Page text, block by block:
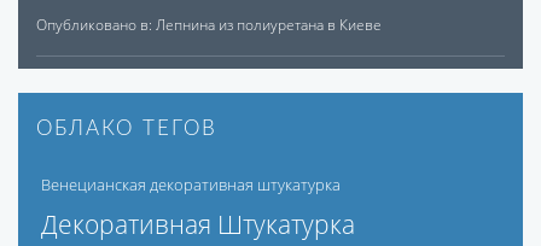
Опубликовано в: Лепнина из полиуретана в Киеве
ОБЛАКО ТЕГОВ
Венецианская декоративная штукатурка
Декоративная Штукатурка